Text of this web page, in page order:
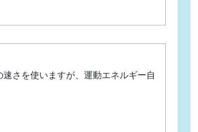
さを使いますが、運動エネルギー自